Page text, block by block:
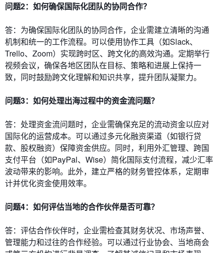
问题2：如何确保国际化团队的协同合作？
答：为确保国际化团队的协同合作，企业需建立清晰的沟通
机制和统一的工作流程。可以使用协作工具（如Slack、
Trello、Zoom）实现跨时区、跨文化的高效沟通。定期举行
视频会议，确保各地区团队在目标、策略和进展上保持一
致，同时鼓励跨文化理解和知识共享，提升团队凝聚力。
问题3：如何处理出海过程中的资金流问题？
答：处理资金流问题时，企业需确保充足的流动资金以应对
国际化的运营成本。可以通过多元化融资渠道（如银行贷
款、股权融资）保障资金供应。同时，利用外汇管理、跨国
支付平台（如PayPal、Wise）简化国际支付流程，减少汇率
波动带来的影响。此外，建立严格的财务管控体系，定期审
计并优化资金使用效率。
问题4：如何评估当地的合作伙伴是否可靠？
答：评估合作伙伴时，企业需检查其财务状况、市场声誉、
管理能力和过往的合作经验。可以通过行业协会、当地商会